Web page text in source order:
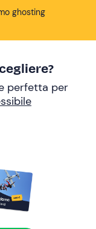
ghosting
perfetta per